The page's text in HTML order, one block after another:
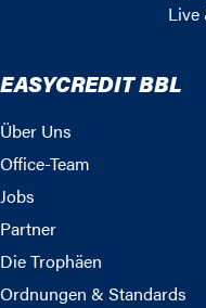
Live
EASYCREDIT BBL
Über Uns
Office-Team
Jobs
Partner
Die Trophäen
Ordnungen & Standards